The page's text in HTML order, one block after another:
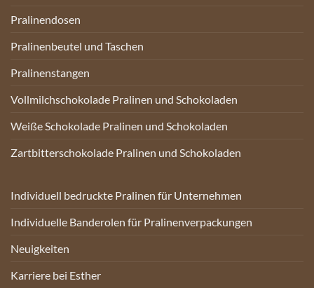
Pralinendosen
Pralinenbeutel und Taschen
Pralinenstangen
Vollmilchschokolade Pralinen und Schokoladen
Weiße Schokolade Pralinen und Schokoladen
Zartbitterschokolade Pralinen und Schokoladen
Individuell bedruckte Pralinen für Unternehmen
Individuelle Banderolen für Pralinenverpackungen
Neuigkeiten
Karriere bei Esther